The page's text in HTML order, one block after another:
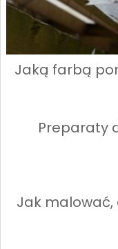
Jaką farbą
Preparaty
Jak malować,